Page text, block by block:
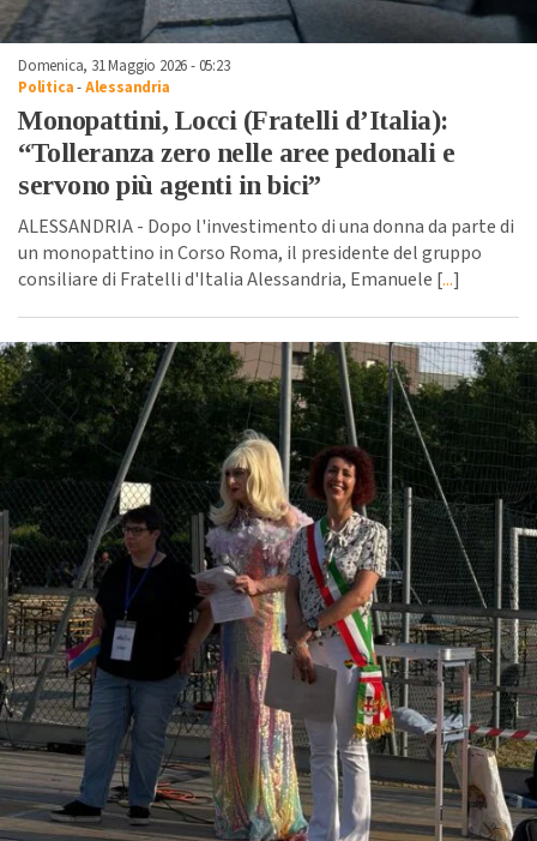
Domenica, 31 Maggio 2026 - 05:23
Politica-Alessandria
Monopattini, Locci (Fratelli d’Italia):
“Tolleranza zero nelle aree pedonali e
servono più agenti in bici”
ALESSANDRIA - Dopo l'investimento di una donna da parte di
un monopattino in Corso Roma, il presidente del gruppo
consiliare di Fratelli d'Italia Alessandria, Emanuele [...]